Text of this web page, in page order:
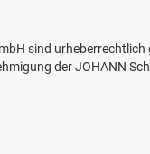
sind
der JOHANN